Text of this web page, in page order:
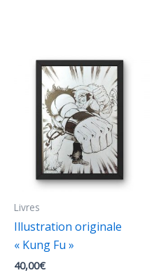
Livres
Illustration originale
« Kung Fu »
40,00€